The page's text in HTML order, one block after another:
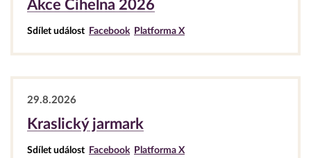
Akce Cihelna 2026
Sdílet událost Facebook Platforma X
29.8.2026
Kraslický jarmark
Sdílet událost Facebook Platforma X